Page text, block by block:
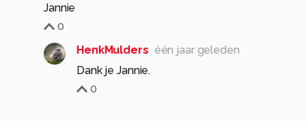
Jannie
0
HenkMulders één jaar geleden
Dank je Jannie.
0